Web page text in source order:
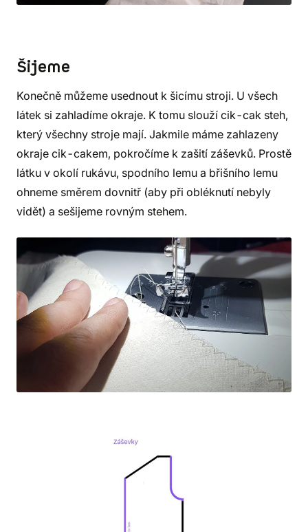
Šijeme
Konečně můžeme usednout k šicímu stroji. U všech
látek si zahladíme okraje. K tomu slouží cik-cak steh,
který všechny stroje mají. Jakmile máme zahlazeny
okraje cik-cakem, pokročíme k zašití záševků. Prostě
látku v okolí rukávu, spodního lemu a břišního lemu
ohneme směrem dovnitř (aby při obléknutí nebyly
vidět) a sešijeme rovným stehem.